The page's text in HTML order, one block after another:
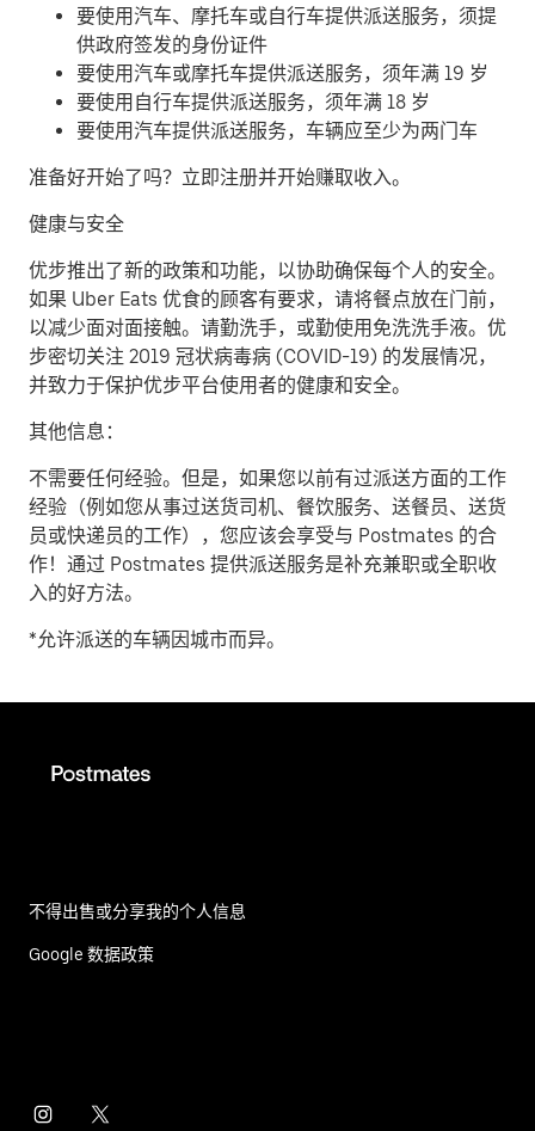
要使用汽车、摩托车或自行车提供派送服务，须提
供政府签发的身份证件
要使用汽车或摩托车提供派送服务，须年满 19 岁
要使用自行车提供派送服务，须年满 18 岁
要使用汽车提供派送服务，车辆应至少为两门车
准备好开始了吗？立即注册并开始赚取收入。
健康与安全
优步推出了新的政策和功能，以协助确保每个人的安全。
如果 Uber Eats 优食的顾客有要求，请将餐点放在门前，
以减少面对面接触。请勤洗手，或勤使用免洗洗手液。优
步密切关注 2019 冠状病毒病 (COVID-19) 的发展情况，
并致力于保护优步平台使用者的健康和安全。
其他信息：
不需要任何经验。但是，如果您以前有过派送方面的工作
经验（例如您从事过送货司机、餐饮服务、送餐员、送货
员或快递员的工作），您应该会享受与 Postmates 的合
作！通过 Postmates 提供派送服务是补充兼职或全职收
入的好方法。
*允许派送的车辆因城市而异。
不得出售或分享我的个人信息
Google 数据政策